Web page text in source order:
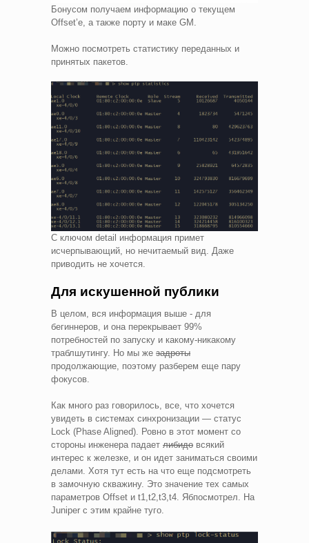
Бонусом получаем информацию о текущем
Offset’е, а также порту и маке GM.
Можно посмотреть статистику переданных и
принятых пакетов.
С ключом detail информация примет
исчерпывающий, но нечитаемый вид. Даже
приводить не хочется.
Для искушенной публики
В целом, вся информация выше - для
бегиннеров, и она перекрывает 99%
потребностей по запуску и какому-никакому
траблшутингу. Но мы же задроты
продолжающие, поэтому разберем еще пару
фокусов.
Как много раз говорилось, все, что хочется
увидеть в системах синхронизации — статус
Lock (Phase Aligned). Ровно в этот момент со
стороны инженера падает либидо всякий
интерес к железке, и он идет заниматься своими
делами. Хотя тут есть на что еще подсмотреть
в замочную скважину. Это значение тех самых
параметров Offset и t1,t2,t3,t4. Ябпосмотрел. На
Juniper с этим крайне туго.